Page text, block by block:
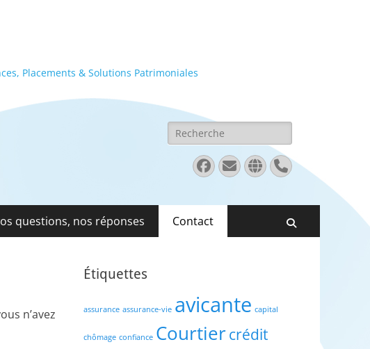
Placements & Solutions Patrimoniales
Rechercher :
Facebook
E-
mail
Site
web
Tél
questions, nos réponses Contact
n’avez
Étiquettes
assurance assurance-vie avicante capital
chômage confiance Courtiercrédit